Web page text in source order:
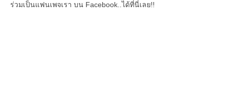
ร่วมเป็นแฟนเพจเรา บน Facebook..ได้ที่นี่เลย!!